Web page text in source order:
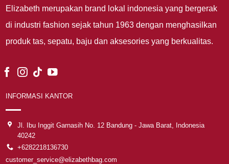
Elizabeth merupakan brand lokal indonesia yang bergerak
di industri fashion sejak tahun 1963 dengan menghasilkan
produk tas, sepatu, baju dan aksesories yang berkualitas.
INFORMASI KANTOR
Jl. Ibu Inggit Garnasih No. 12 Bandung - Jawa Barat, Indonesia
40242
+6282218136730
customer_service@elizabethbag.com